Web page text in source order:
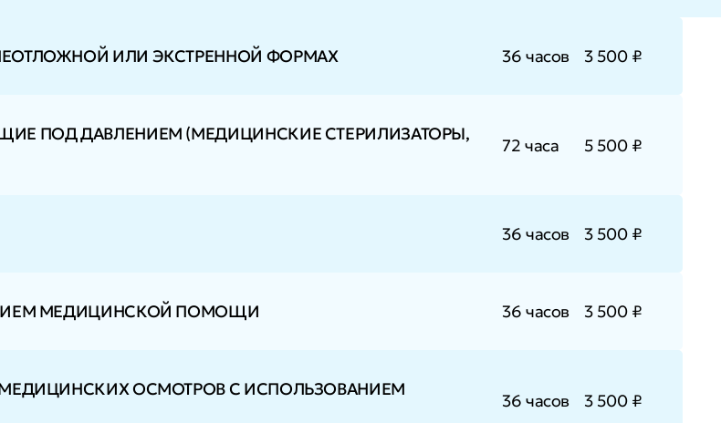
ИЛИ ЭКСТРЕННОЙ ФОРМАХ 36 часов 3 500 ₽
ПОД ДАВЛЕНИЕМ (МЕДИЦИНСКИЕ СТЕРИЛИЗАТОРЫ,
72 часа 5 500 ₽
36 часов 3 500 ₽
МЕДИЦИНСКОЙ ПОМОЩИ 36 часов 3 500 ₽
ОСМОТРОВ С ИСПОЛЬЗОВАНИЕМ
36 часов 3 500 ₽